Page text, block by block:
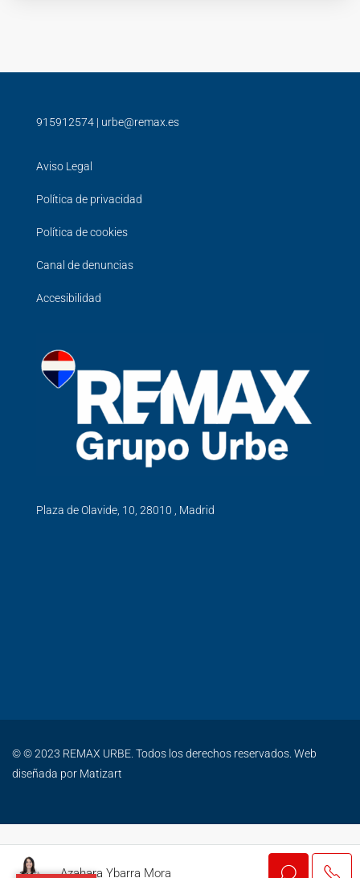
915912574 | urbe@remax.es
Aviso Legal
Política de privacidad
Política de cookies
Canal de denuncias
Accesibilidad
Plaza de Olavide, 10, 28010 , Madrid
© © 2023 REMAX URBE. Todos los derechos reservados. Web
diseñada por Matizart
Azahara Ybarra Mora